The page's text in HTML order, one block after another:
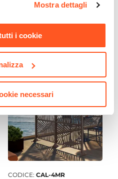
si invita a leggere la
Mostra dettagli
i cookie
necessari
palo laterale 4x3 m e telo
€ 324,00
CODICE: CAL-4MR